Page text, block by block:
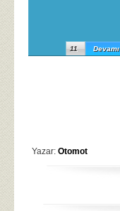
Devamı
11
Yazar: Otomot